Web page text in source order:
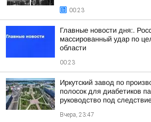
00:23
Главные новости дня:.
массированный удар по
области
00:23
Иркутский завод по
полосок для диабетиков
руководство под
Вчера, 23:47